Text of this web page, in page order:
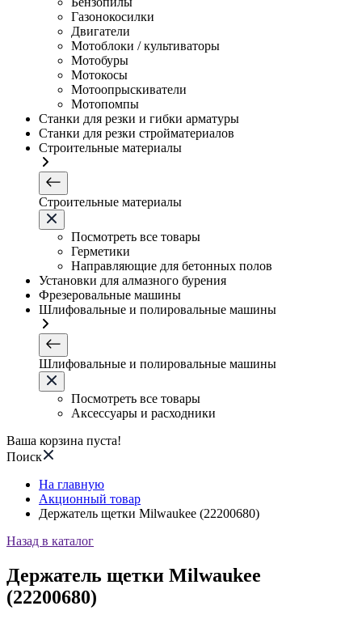
Газонокосилки
Двигатели
Мотоблоки / культиваторы
Мотобуры
Мотокосы
Мотоопрыскиватели
Мотопомпы
Станки для резки и гибки арматуры
Станки для резки стройматериалов
Строительные материалы
Строительные материалы
Посмотреть все товары
Герметики
Направляющие для бетонных полов
Установки для алмазного бурения
Фрезеровальные машины
Шлифовальные и полировальные машины
Шлифовальные и полировальные машины
Посмотреть все товары
Аксессуары и расходники
Ваша корзина пуста!
Поиск
На главную
Акционный товар
Держатель щетки Milwaukee (22200680)
Назад в каталог
Держатель щетки Milwaukee
(22200680)